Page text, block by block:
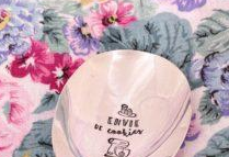
CUILLÈRE À SERVIR GRAVÉE
: ENVIE DE COOKIES
55,00€